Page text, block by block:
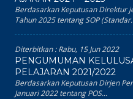
Berdasarkan Keputusan Direktur
Tahun 2025 tentang SOP
Diterbitkan :Rabu, 15 Jun 2022
PENGUMUMAN
PELAJARAN 2021/2022
Berdasarkan Keputusan Dirjen
Januari 2022 tentang POS...